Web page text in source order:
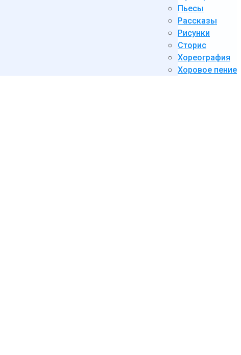
Пьесы
Рассказы
Рисунки
Сторис
Хореография
Хоровое пение